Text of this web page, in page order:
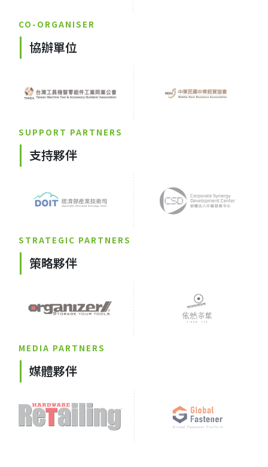
CO-ORGANISER
協辦單位
SUPPORT PARTNERS
支持夥伴
STRATEGIC PARTNERS
策略夥伴
MEDIA PARTNERS
媒體夥伴